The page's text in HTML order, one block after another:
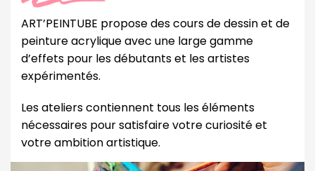
ART’PEINTUBE propose des cours de dessin et de
peinture acrylique avec une large gamme
d’effets pour les débutants et les artistes
expérimentés.
Les ateliers contiennent tous les éléments
nécessaires pour satisfaire votre curiosité et
votre ambition artistique.